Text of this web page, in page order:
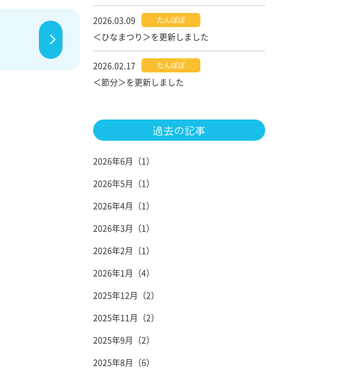
2026.03.09 たんぽぽ
＜ひなまつり＞を更新しました
2026.02.17 たんぽぽ
＜節分＞を更新しました
過去の記事
2026年6月（1）
2026年5月（1）
2026年4月（1）
2026年3月（1）
2026年2月（1）
2026年1月（4）
2025年12月（2）
2025年11月（2）
2025年9月（2）
2025年8月（6）